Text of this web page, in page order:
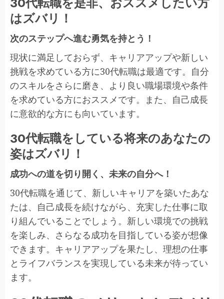
はズバリ！
次のステップへ進む勇気を持とう！
現状に満足しておらず、キャリアアップや新しい
挑戦を求めている方に30代転職は最適です。自分
のスキルをさらに磨き、より良い職場環境や条件
を求めている方におススメです。また、自己成長
に意欲的な方にも向いています。
30代転職をしている将来のあなたの
姿はズバリ！
成功への道を切り開く、未来の自分へ！
30代転職を通じて、新しいキャリアを築いたあな
たは、自己成長を続けながら、充実した仕事に取
り組んでいることでしょう。新しい環境での挑戦
を楽しみ、さらなる成功を目指している姿が想像
できます。キャリアアップを果たし、理想の仕事
とライフバランスを実現している未来が待ってい
ます。